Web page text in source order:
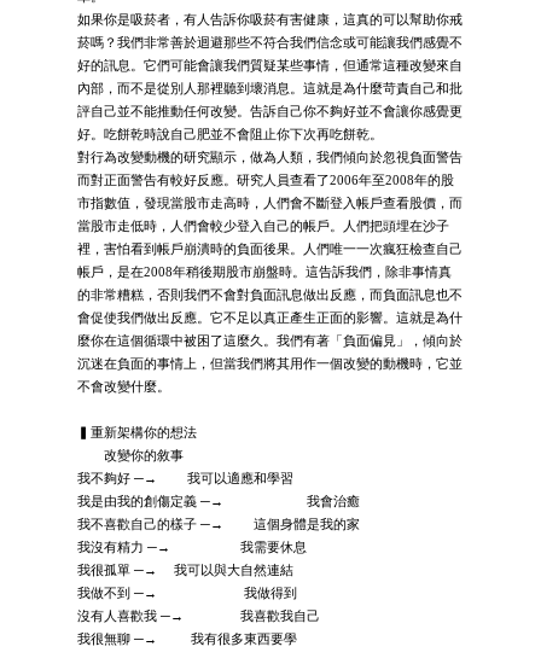
如果你是吸菸者，有人告訴你吸菸有害健康，這真的可以幫助你戒
菸嗎？我們非常善於迴避那些不符合我們信念或可能讓我們感覺不
好的訊息。它們可能會讓我們質疑某些事情，但通常這種改變來自
內部，而不是從別人那裡聽到壞消息。這就是為什麼苛責自己和批
評自己並不能推動任何改變。告訴自己你不夠好並不會讓你感覺更
好。吃餅乾時說自己肥並不會阻止你下次再吃餅乾。
對行為改變動機的研究顯示，做為人類，我們傾向於忽視負面警告
而對正面警告有較好反應。研究人員查看了2006年至2008年的股
市指數值，發現當股市走高時，人們會不斷登入帳戶查看股價，而
當股市走低時，人們會較少登入自己的帳戶。人們把頭埋在沙子
裡，害怕看到帳戶崩潰時的負面後果。人們唯一一次瘋狂檢查自己
帳戶，是在2008年稍後期股市崩盤時。這告訴我們，除非事情真
的非常糟糕，否則我們不會對負面訊息做出反應，而負面訊息也不
會促使我們做出反應。它不足以真正產生正面的影響。這就是為什
麼你在這個循環中被困了這麼久。我們有著「負面偏見」，傾向於
沉迷在負面的事情上，但當我們將其用作一個改變的動機時，它並
不會改變什麼。
▍重新架構你的想法
改變你的敘事
我不夠好 ─→ 我可以適應和學習
我是由我的創傷定義 ─→ 我會治癒
我不喜歡自己的樣子 ─→ 這個身體是我的家
我沒有精力 ─→ 我需要休息
我很孤單 ─→ 我可以與大自然連結
我做不到 ─→ 我做得到
沒有人喜歡我 ─→ 我喜歡我自己
我很無聊 ─→ 我有很多東西要學